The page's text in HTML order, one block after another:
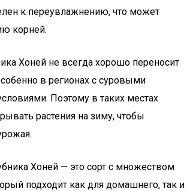
к переувлажнению, что может
корней.
Хоней не всегда хорошо переносит
в регионах с суровыми
Поэтому в таких местах
растения на зиму, чтобы
Хоней — это сорт с множеством
подходит как для домашнего, так и